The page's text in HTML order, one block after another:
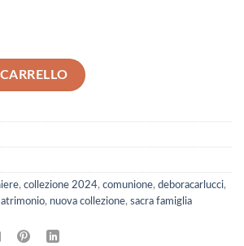
, collezione 2024, comunione, deboracarlucci,
, nuova collezione, sacra famiglia